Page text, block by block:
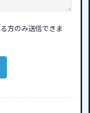
方のみ送信できま